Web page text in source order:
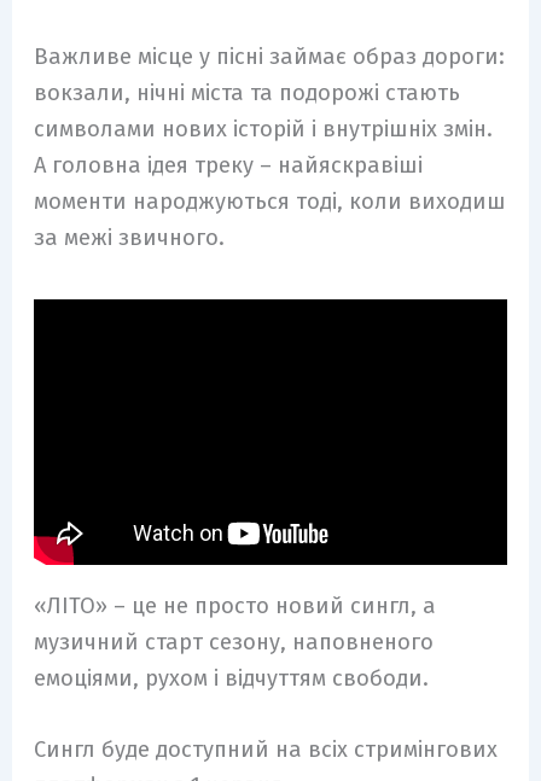
Важливе місце у пісні займає образ дороги:
вокзали, нічні міста та подорожі стають
символами нових історій і внутрішніх змін.
А головна ідея треку – найяскравіші
моменти народжуються тоді, коли виходиш
за межі звичного.
«ЛІТО» – це не просто новий сингл, а
музичний старт сезону, наповненого
емоціями, рухом і відчуттям свободи.
Сингл буде доступний на всіх стримінгових